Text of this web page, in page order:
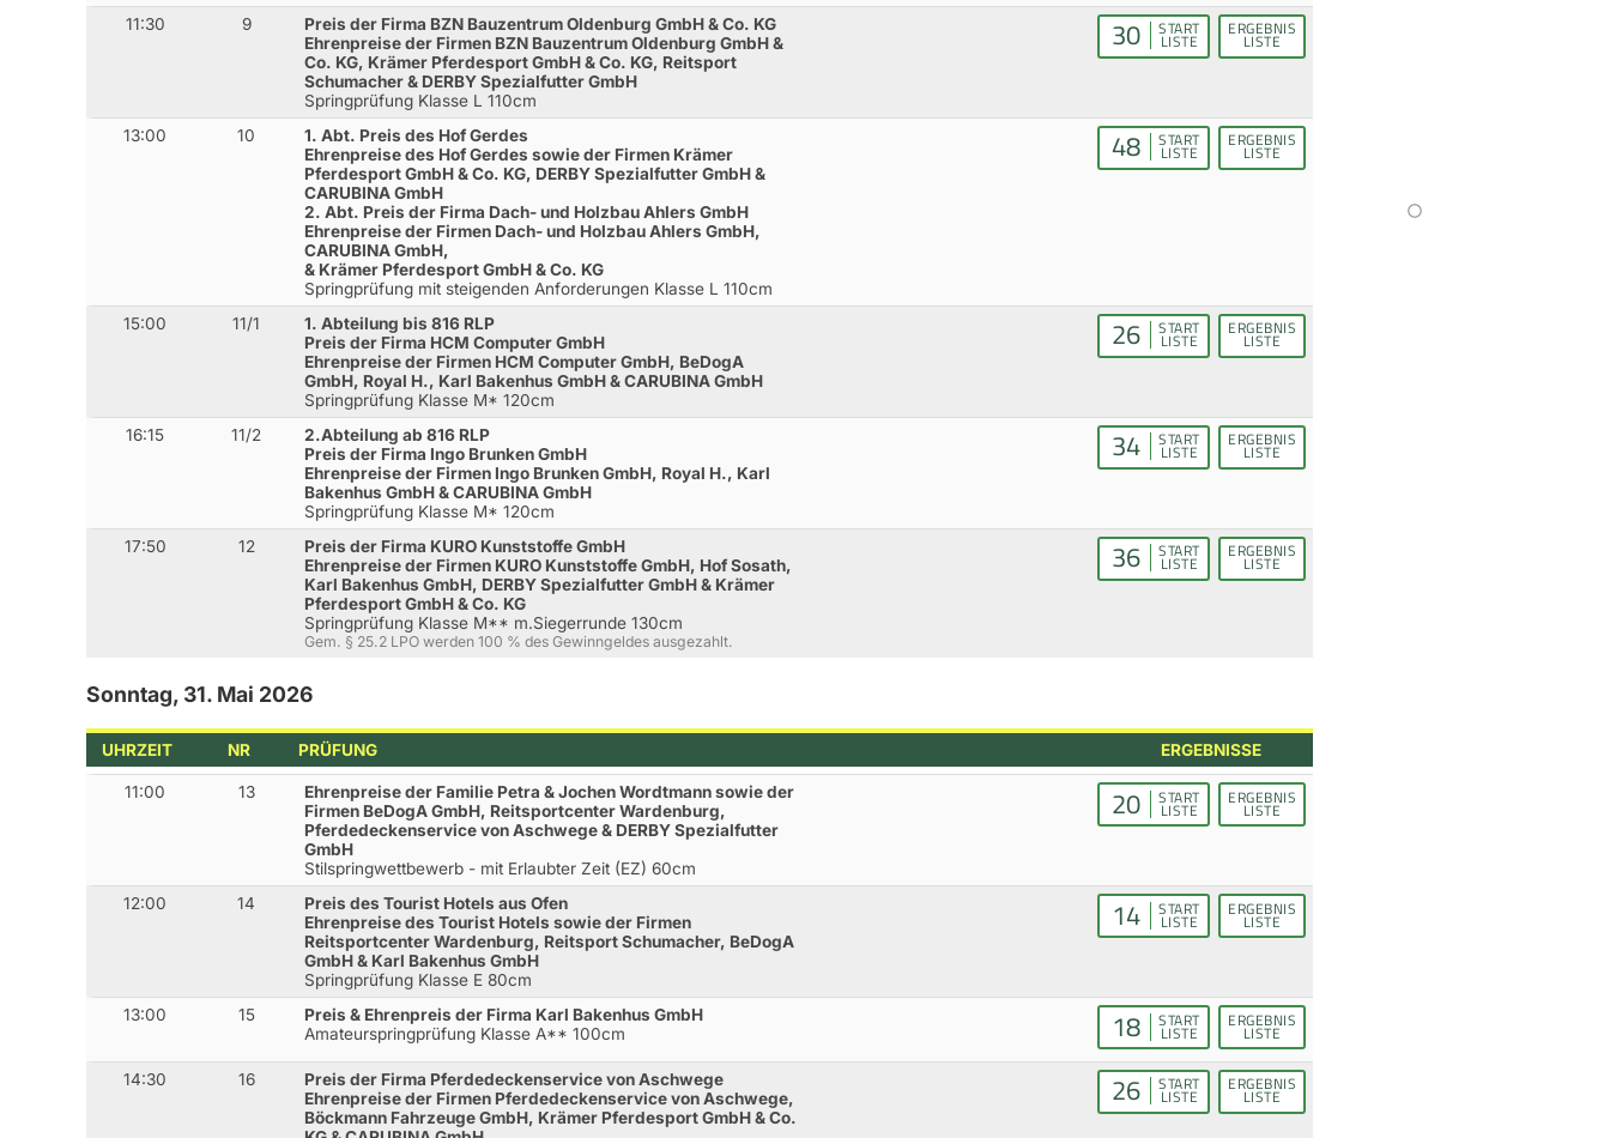
11:30 9
Preis der Firma BZN Bauzentrum Oldenburg GmbH & Co. KG
Ehrenpreise der Firmen BZN Bauzentrum Oldenburg GmbH &
Co. KG, Krämer Pferdesport GmbH & Co. KG, Reitsport
Schumacher & DERBY Spezialfutter GmbH
Springprüfung Klasse L 110cm
30 START
LISTE
ERGEBNIS
LISTE
13:00 10
1. Abt. Preis des Hof Gerdes
Ehrenpreise des Hof Gerdes sowie der Firmen Krämer
Pferdesport GmbH & Co. KG, DERBY Spezialfutter GmbH &
CARUBINA GmbH
2. Abt. Preis der Firma Dach- und Holzbau Ahlers GmbH
Ehrenpreise der Firmen Dach- und Holzbau Ahlers GmbH,
CARUBINA GmbH,
& Krämer Pferdesport GmbH & Co. KG
Springprüfung mit steigenden Anforderungen Klasse L 110cm
48 START
LISTE
ERGEBNIS
LISTE
15:00 11/1
1. Abteilung bis 816 RLP
Preis der Firma HCM Computer GmbH
Ehrenpreise der Firmen HCM Computer GmbH, BeDogA
GmbH, Royal H., Karl Bakenhus GmbH & CARUBINA GmbH
Springprüfung Klasse M* 120cm
26 START
LISTE
ERGEBNIS
LISTE
16:15 11/2
2.Abteilung ab 816 RLP
Preis der Firma Ingo Brunken GmbH
Ehrenpreise der Firmen Ingo Brunken GmbH, Royal H., Karl
Bakenhus GmbH & CARUBINA GmbH
Springprüfung Klasse M* 120cm
34 START
LISTE
ERGEBNIS
LISTE
17:50 12
Preis der Firma KURO Kunststoffe GmbH
Ehrenpreise der Firmen KURO Kunststoffe GmbH, Hof Sosath,
Karl Bakenhus GmbH, DERBY Spezialfutter GmbH & Krämer
Pferdesport GmbH & Co. KG
Springprüfung Klasse M** m.Siegerrunde 130cm
Gem. § 25.2 LPO werden 100 % des Gewinngeldes ausgezahlt.
36 START
LISTE
ERGEBNIS
LISTE
Sonntag, 31. Mai 2026
UHRZEIT NR PRÜFUNG ERGEBNISSE
11:00 13
Ehrenpreise der Familie Petra & Jochen Wordtmann sowie der
Firmen BeDogA GmbH, Reitsportcenter Wardenburg,
Pferdedeckenservice von Aschwege & DERBY Spezialfutter
GmbH
Stilspringwettbewerb - mit Erlaubter Zeit (EZ) 60cm
20 START
LISTE
ERGEBNIS
LISTE
12:00 14
Preis des Tourist Hotels aus Ofen
Ehrenpreise des Tourist Hotels sowie der Firmen
Reitsportcenter Wardenburg, Reitsport Schumacher, BeDogA
GmbH & Karl Bakenhus GmbH
Springprüfung Klasse E 80cm
14 START
LISTE
ERGEBNIS
LISTE
13:00 15
Preis & Ehrenpreis der Firma Karl Bakenhus GmbH
Amateurspringprüfung Klasse A** 100cm
18 START
LISTE
ERGEBNIS
LISTE
14:30 16
Preis der Firma Pferdedeckenservice von Aschwege
Ehrenpreise der Firmen Pferdedeckenservice von Aschwege,
Böckmann Fahrzeuge GmbH, Krämer Pferdesport GmbH & Co.
26 START
LISTE
ERGEBNIS
LISTE